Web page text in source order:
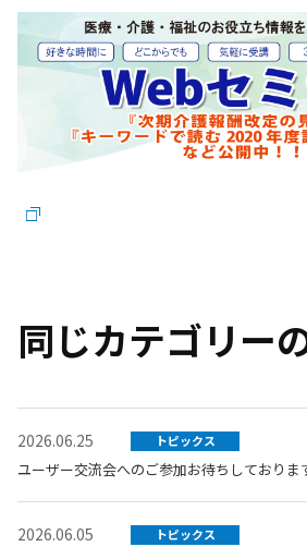
同じカテゴリー
2026.06.25 トピックス
ユーザー交流会へのご参加お待ちしておりま
2026.06.05 トピックス